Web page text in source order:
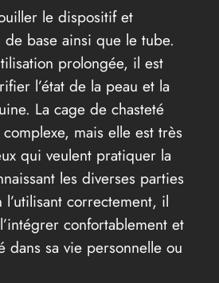
le dispositif et
de base ainsi que le tube.
prolongée, il est
l’état de la peau et la
La cage de chasteté
mais elle est très
qui veulent pratiquer la
les diverses parties
correctement, il
confortablement et
dans sa vie personnelle ou